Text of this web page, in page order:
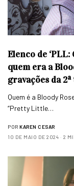
Elenco de ‘PLL:
quem era a
gravações da
Quem é a Bloody
“Pretty Little…
POR KAREN CESAR
10 DE MAIO DE 2024
2